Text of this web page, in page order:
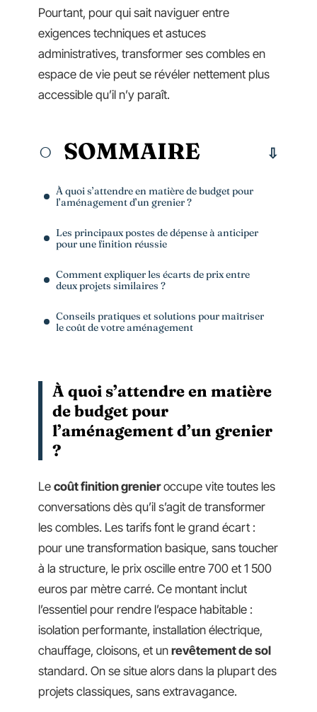
Pourtant, pour qui sait naviguer entre
exigences techniques et astuces
administratives, transformer ses combles en
espace de vie peut se révéler nettement plus
accessible qu’il n’y paraît.
SOMMAIRE
À quoi s’attendre en matière de budget pour
l’aménagement d’un grenier ?
Les principaux postes de dépense à anticiper
pour une finition réussie
Comment expliquer les écarts de prix entre
deux projets similaires ?
Conseils pratiques et solutions pour maîtriser
le coût de votre aménagement
À quoi s’attendre en matière
de budget pour
l’aménagement d’un grenier
?
Le coût finition grenieroccupe vite toutes les
conversations dès qu’il s’agit de transformer
les combles. Les tarifs font le grand écart :
pour une transformation basique, sans toucher
à la structure, le prix oscille entre 700 et 1 500
euros par mètre carré. Ce montant inclut
l’essentiel pour rendre l’espace habitable :
isolation performante, installation électrique,
chauffage, cloisons, et un revêtement de sol
standard. On se situe alors dans la plupart des
projets classiques, sans extravagance.